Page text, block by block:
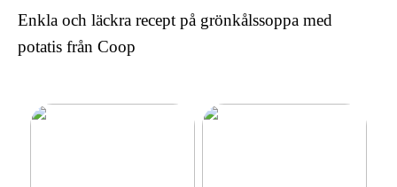
Enkla och läckra recept på grönkålssoppa med
potatis från Coop